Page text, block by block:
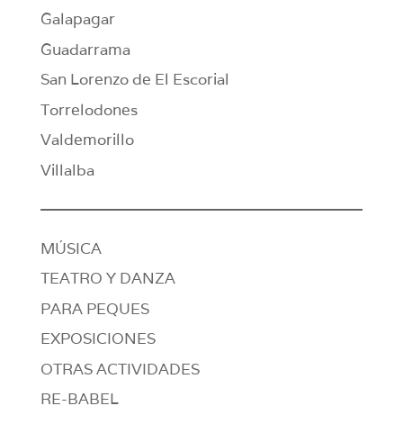
Galapagar
Guadarrama
San Lorenzo de El Escorial
Torrelodones
Valdemorillo
Villalba
MÚSICA
TEATRO Y DANZA
PARA PEQUES
EXPOSICIONES
OTRAS ACTIVIDADES
RE-BABEL